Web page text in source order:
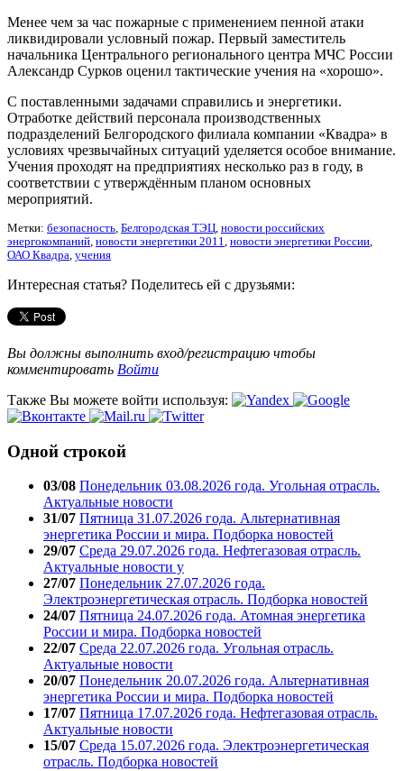
Менее чем за час пожарные с применением пенной атаки
ликвидировали условный пожар. Первый заместитель
начальника Центрального регионального центра МЧС России
Александр Сурков оценил тактические учения на «хорошо».
С поставленными задачами справились и энергетики.
Отработке действий персонала производственных
подразделений Белгородского филиала компании «Квадра» в
условиях чрезвычайных ситуаций уделяется особое внимание.
Учения проходят на предприятиях несколько раз в году, в
соответствии с утверждённым планом основных
мероприятий.
Метки: безопасность, Белгородская ТЭЦ, новости российских
энергокомпаний, новости энергетики 2011, новости энергетики России,
ОАО Квадра, учения
Интересная статья? Поделитесь ей с друзьями:
Вы должны выполнить вход/регистрацию чтобы
комментировать Войти
Также Вы можете войти используя:
Одной строкой
03/08 Понедельник 03.08.2026 года. Угольная отрасль.
Актуальные новости
31/07 Пятница 31.07.2026 года. Альтернативная
энергетика России и мира. Подборка новостей
29/07 Среда 29.07.2026 года. Нефтегазовая отрасль.
Актуальные новости у
27/07 Понедельник 27.07.2026 года.
Электроэнергетическая отрасль. Подборка новостей
24/07 Пятница 24.07.2026 года. Атомная энергетика
России и мира. Подборка новостей
22/07 Среда 22.07.2026 года. Угольная отрасль.
Актуальные новости
20/07 Понедельник 20.07.2026 года. Альтернативная
энергетика России и мира. Подборка новостей
17/07 Пятница 17.07.2026 года. Нефтегазовая отрасль.
Актуальные новости
15/07 Среда 15.07.2026 года. Электроэнергетическая
отрасль. Подборка новостей